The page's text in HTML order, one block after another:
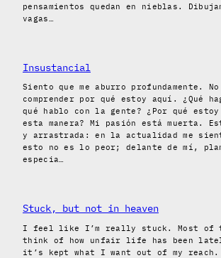
pensamientos quedan en nieblas.
vagas…
Insustancial
Siento que me aburro profundamente.
comprender por qué estoy aquí. ¿Qué
qué hablo con la gente? ¿Por qué
esta manera? Mi pasión está muerta.
y arrastrada: en la actualidad me
esto no es lo peor; delante de mí,
especia…
Stuck, but not in heaven
I feel like I’m really stuck. Most of
think of how unfair life has been
it’s kept what I want out of my